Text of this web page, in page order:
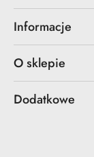
Informacje
O sklepie
Dodatkowe